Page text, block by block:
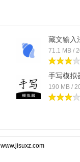
藏文输入
「含...
71.1 MB /
手写模拟
「含...
190 MB /